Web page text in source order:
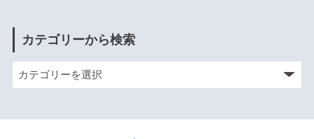
カテゴリーから検索